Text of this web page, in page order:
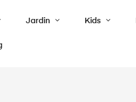
Jardin Kids